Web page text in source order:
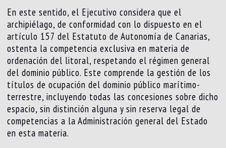
En este sentido, el Ejecutivo considera que el
archipiélago, de conformidad con lo dispuesto en el
artículo 157 del Estatuto de Autonomía de Canarias,
ostenta la competencia exclusiva en materia de
ordenación del litoral, respetando el régimen general
del dominio público. Este comprende la gestión de los
títulos de ocupación del dominio público marítimo-
terrestre, incluyendo todas las concesiones sobre dicho
espacio, sin distinción alguna y sin reserva legal de
competencias a la Administración general del Estado
en esta materia.